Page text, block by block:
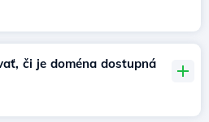
či je doména dostupná